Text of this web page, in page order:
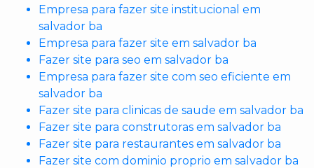
Empresa para fazer site institucional em
salvador ba
Empresa para fazer site em salvador ba
Fazer site para seo em salvador ba
Empresa para fazer site com seo eficiente em
salvador ba
Fazer site para clinicas de saude em salvador ba
Fazer site para construtoras em salvador ba
Fazer site para restaurantes em salvador ba
Fazer site com dominio proprio em salvador ba